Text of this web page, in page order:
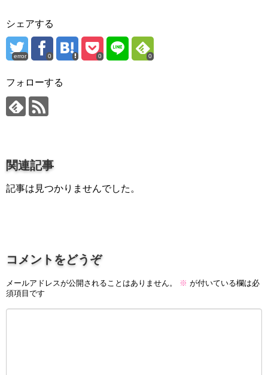
シェアする
error 0 0 0
フォローする
関連記事
記事は見つかりませんでした。
コメントをどうぞ
メールアドレスが公開されることはありません。 ※ が付いている欄は必
須項目です
プロ作曲家オススメ DTM機材
音楽で活躍したい
プロ直伝！作曲家になる方法
音楽家を目指す人の為のコラム
enjyoy music
音楽聴き放題サービス